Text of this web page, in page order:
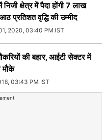
क्षेत्र में पैदा होंगी 7 लाख
प्रतिशत वृद्धि की उम्मीद
2020, 03:40 PM IST
की बहार, आईटी सेक्‍टर में
मौके
03:43 PM IST